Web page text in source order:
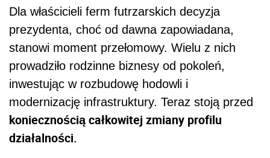
Dla właścicieli ferm futrzarskich decyzja
prezydenta, choć od dawna zapowiadana,
stanowi moment przełomowy. Wielu z nich
prowadziło rodzinne biznesy od pokoleń,
inwestując w rozbudowę hodowli i
modernizację infrastruktury. Teraz stoją przed
koniecznością całkowitej zmiany profilu
działalności.